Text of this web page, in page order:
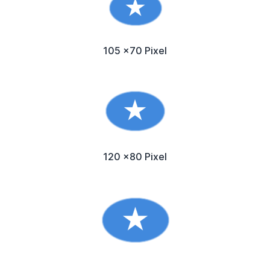
105 x70 Pixel
120 x80 Pixel